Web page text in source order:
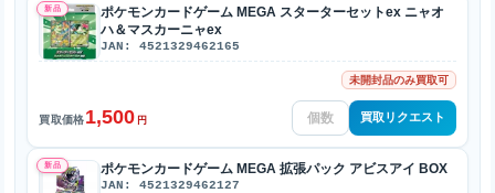
新品
ポケモンカードゲーム MEGA スターターセットex ニャオ
ハ＆マスカーニャex
JAN: 4521329462165
未開封品のみ買取可
買取価格1,500 円 買取リクエスト
新品 ポケモンカードゲーム MEGA 拡張パック アビスアイ BOX
JAN: 4521329462127